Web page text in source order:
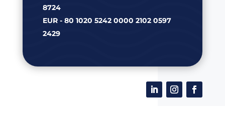
8724
EUR - 80 1020 5242 0000 2102 0597
2429